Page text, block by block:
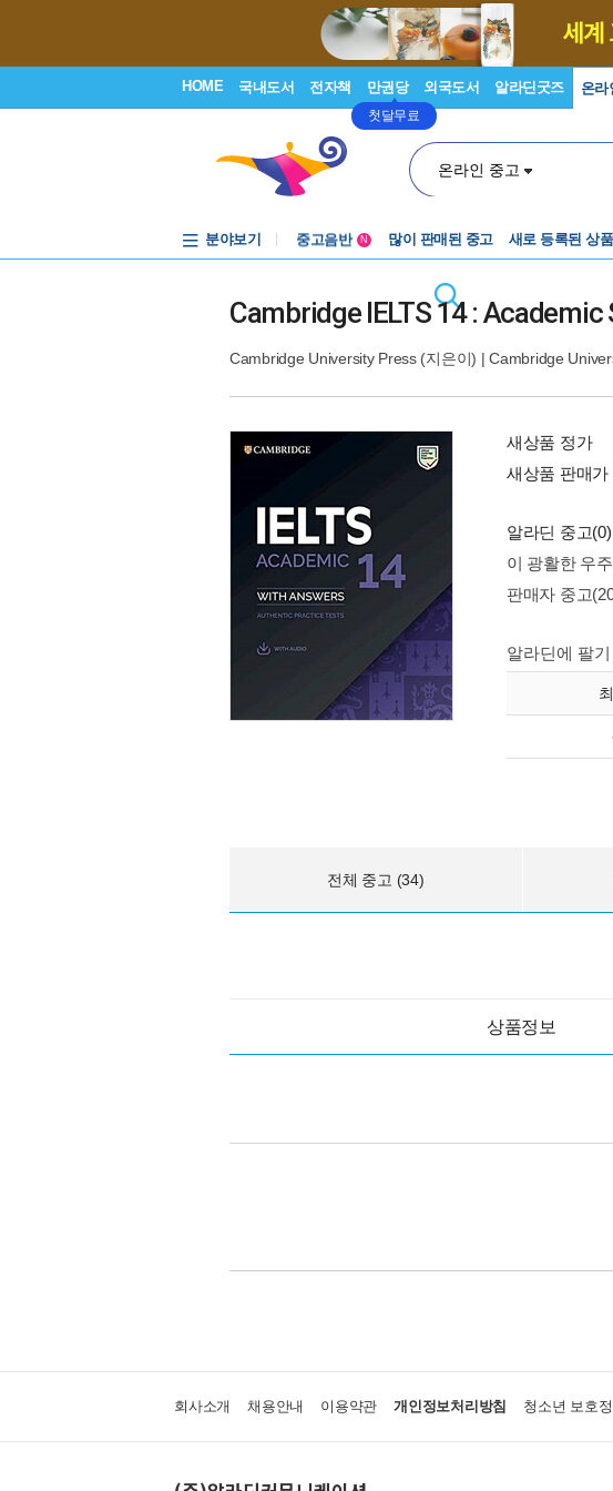
HOME 국내도서 전자책 만권당
첫달무료
외국도서 알라딘굿즈 온라
온라인 중고
분야보기
중고음반
N 많이 판매된 중고 새로 등록된 상품
Cambridge IELTS 14 :
Cambridge University Press(지은이) |Cambridge
새상품 정가
새상품 판매가
알라딘 중고(0)
이 광활한 우
판매자 중고
알라딘에 팔
전체 중고 (34)
상품정보
회사소개 채용안내 이용약관 개인정보처리방침 청소년 보호